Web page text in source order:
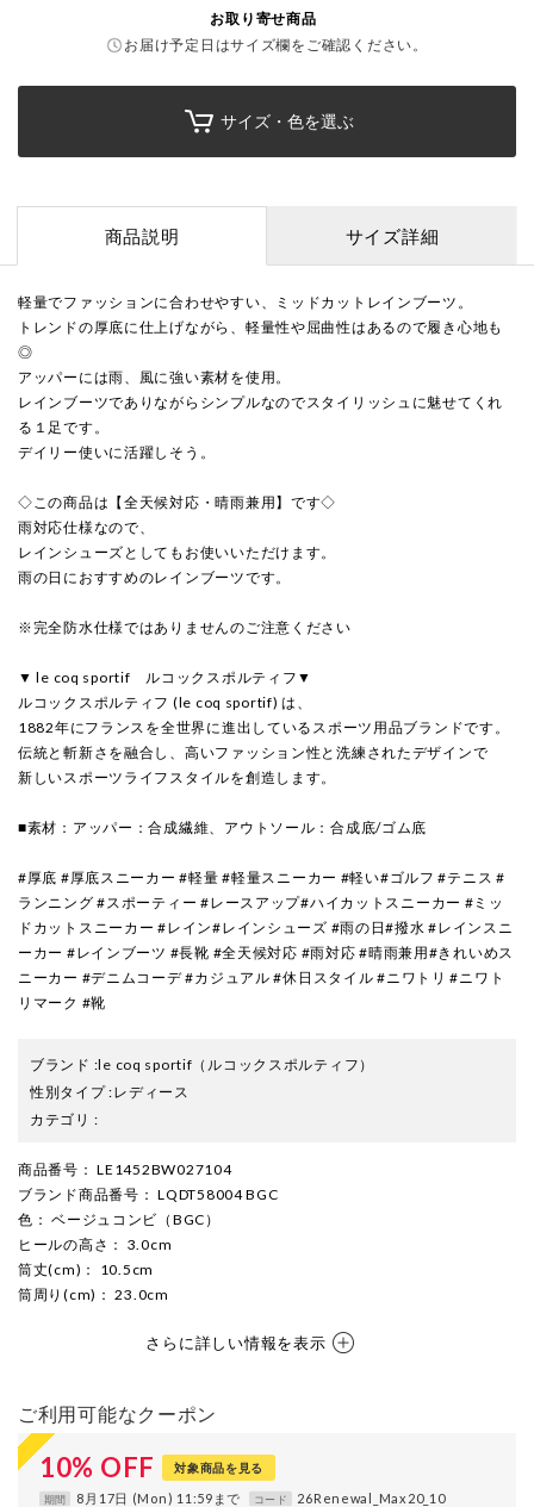
お取り寄せ商品
お届け予定日はサイズ欄をご確認ください。
サイズ・色を選ぶ
商品説明 サイズ詳細
軽量でファッションに合わせやすい、ミッドカットレインブーツ。
トレンドの厚底に仕上げながら、軽量性や屈曲性はあるので履き心地も
◎
アッパーには雨、風に強い素材を使用。
レインブーツでありながらシンプルなのでスタイリッシュに魅せてくれ
る１足です。
デイリー使いに活躍しそう。
◇この商品は【全天候対応・晴雨兼用】です◇
雨対応仕様なので、
レインシューズとしてもお使いいただけます。
雨の日におすすめのレインブーツです。
※完全防水仕様ではありませんのご注意ください
▼ le coq sportif ルコックスポルティフ▼
ルコックスポルティフ (le coq sportif) は、
1882年にフランスを全世界に進出しているスポーツ用品ブランドです。
伝統と斬新さを融合し、高いファッション性と洗練されたデザインで
新しいスポーツライフスタイルを創造します。
■素材：アッパー：合成繊維、アウトソール：合成底/ゴム底
#厚底 #厚底スニーカー #軽量 #軽量スニーカー #軽い#ゴルフ #テニス #
ランニング #スポーティー #レースアップ#ハイカットスニーカー #ミッ
ドカットスニーカー #レイン#レインシューズ #雨の日#撥水 #レインスニ
ーカー #レインブーツ #長靴 #全天候対応 #雨対応 #晴雨兼用#きれいめス
ニーカー #デニムコーデ #カジュアル #休日スタイル #ニワトリ #ニワト
リマーク #靴
ブランド :le coq sportif （ルコックスポルティフ）
性別タイプ:レディース
カテゴリ :
商品番号 ： LE1452BW027104
ブランド商品番号 ： LQDT58004 BGC
色 ： ベージュコンビ（BGC）
ヒールの高さ ： 3.0cm
筒丈(cm) ： 10.5cm
筒周り(cm) ： 23.0cm
さらに詳しい情報を表示
ご利用可能なクーポン
10% OFF 対象商品を見る
期間 8月17日 (Mon) 11:59まで コード 26Renewal_Max20_10